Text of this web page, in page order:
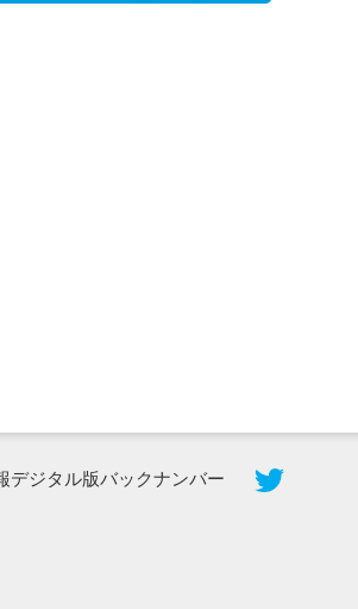
デジタル版バックナンバー